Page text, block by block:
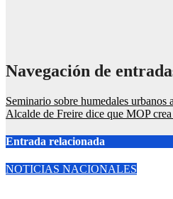
Navegación de
Seminario sobre humedales
Alcalde de Freire dice que MOP
Entrada relacionada
NOTICIAS NACIONALES